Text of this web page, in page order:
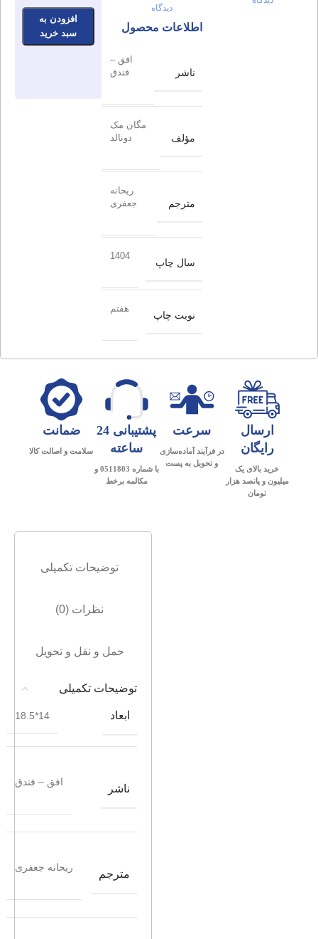
دیدگاه
اطلاعات محصول
ناشر
افق –
فندق
مؤلف
مگان مک
دونالد
مترجم
ریحانه
جعفری
سال چاپ
1404
نوبت چاپ
هفتم
افزودن به
سبد خرید
ارسال
رایگان
خرید بالای یک
میلیون و پانصد هزار
تومان
سرعت
در فرآیند آماده‌سازی
و تحویل به پست
پشتیبانی 24
ساعته
با شماره 0511803 و
مکالمه برخط
ضمانت
سلامت و اصالت کالا
توضیحات تکمیلی
نظرات (0)
حمل و نقل و تحویل
توضیحات تکمیلی
ابعاد 14*18.5
ناشر
افق – فندق
مترجم
ریحانه جعفری